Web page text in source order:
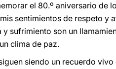
el 80.º aniversario de
sentimientos de respeto y
y sufrimiento son un
clima de paz.
siendo un recuerdo